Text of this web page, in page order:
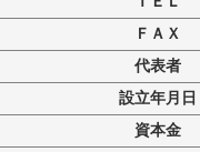
ＦＡＸ
代表者
設立年月日
資本金